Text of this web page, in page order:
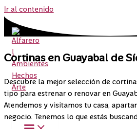
Ir al contenido
Cortinas en Guayabal de
Descubre la mejor selección de
tipo para estrenar o renovar en
Atendemos y visitamos tu casa,
negocio. Tenemos lo que estás